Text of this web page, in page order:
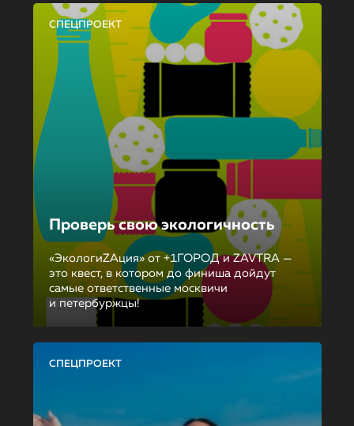
СПЕЦПРОЕКТ
Проверь свою экологичность
«ЭкологиZAция» от +1ГОРОД и ZAVTRA —
это квест, в котором до финиша дойдут
самые ответственные москвичи
и петербуржцы!
СПЕЦПРОЕКТ